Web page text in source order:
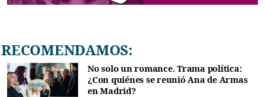
RECOMENDAMOS:
No solo un romance. Trama política:
¿Con quiénes se reunió Ana de Armas
en Madrid?